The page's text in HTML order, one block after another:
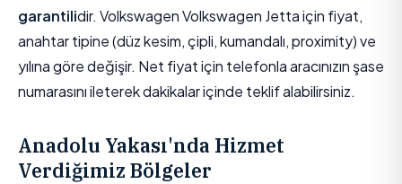
garantilidir. Volkswagen Volkswagen Jetta için fiyat,
anahtar tipine (düz kesim, çipli, kumandalı, proximity) ve
yılına göre değişir. Net fiyat için telefonla aracınızın şase
numarasını ileterek dakikalar içinde teklif alabilirsiniz.
Anadolu Yakası'nda Hizmet
Verdiğimiz Bölgeler